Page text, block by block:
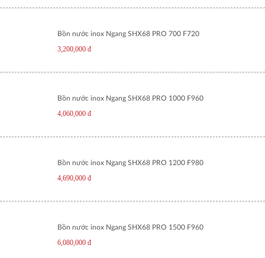
Bồn nước inox Ngang SHX68 PRO 700 F720
3,200,000đ
Bồn nước inox Ngang SHX68 PRO 1000 F960
4,060,000đ
Bồn nước inox Ngang SHX68 PRO 1200 F980
4,690,000đ
Bồn nước inox Ngang SHX68 PRO 1500 F960
6,080,000đ